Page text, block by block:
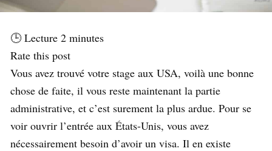
🕒 Lecture 2 minutes
Rate this post
Vous avez trouvé votre stage aux USA, voilà une bonne
chose de faite, il vous reste maintenant la partie
administrative, et c’est surement la plus ardue. Pour se
voir ouvrir l’entrée aux États-Unis, vous avez
nécessairement besoin d’avoir un visa. Il en existe